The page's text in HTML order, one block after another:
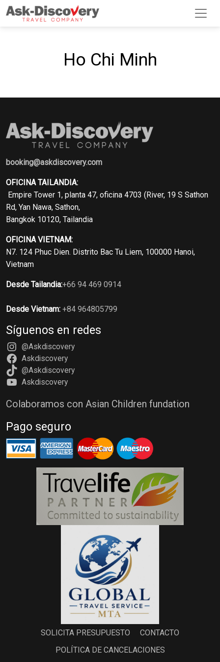
Ho Chi Minh
booking@askdiscovery.com
OFICINA TAILANDIA:
Empire Tower 1, planta 47, oficina 4703 (River, 19 S Sathon
Rd, Yan Nawa, Sathon,
Bangkok 10120, Tailandia
OFICINA VIETNAM:
N7. 124 Phuc Dien. Distrito Bac Tu Liem, 100000 Hanoi,
Vietnam
Desde Tailandia:+66 94 469 0914
Desde Vietnam: +84 964805799
Síguenos en redes
@Askdiscovery
Askdiscovery
@Askdiscovery
Askdiscovery
Colaboramos con Asian Children fundation
Pago seguro
SOLICITA PRESUPUESTO
CONTACTO
POLÍTICA DE CANCELACIONES